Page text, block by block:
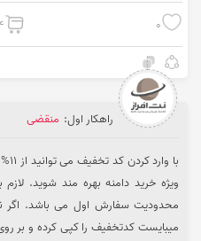
0
راهکار اول: منقضی
با
ویژه خرید دامنه بهره مند شوید.
محدودیت سفارش اول می باشد. اگر
میبایست کدتخفیف را کپی کرده و بر